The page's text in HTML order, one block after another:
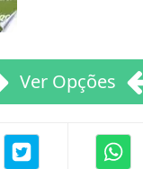
Ver Opções